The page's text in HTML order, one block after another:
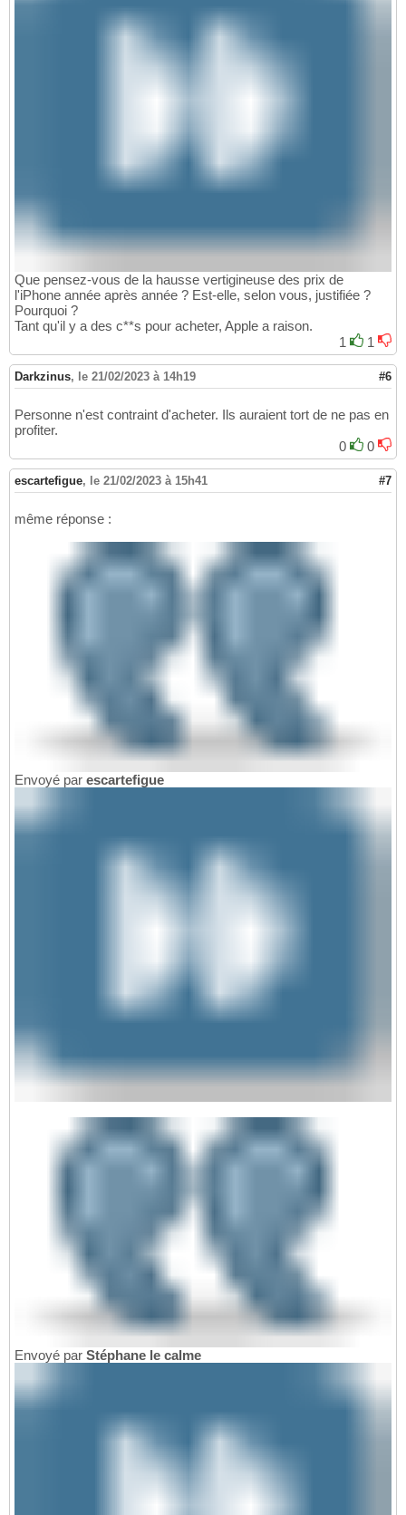
Que pensez-vous de la hausse vertigineuse des prix de
l'iPhone année après année ? Est-elle, selon vous, justifiée ?
Pourquoi ?
Tant qu'il y a des c**s pour acheter, Apple a raison.
1
1
Darkzinus, le 21/02/2023 à 14h19 #6
Personne n'est contraint d'acheter. Ils auraient tort de ne pas en
profiter.
0
0
escartefigue, le 21/02/2023 à 15h41 #7
même réponse :
Envoyé par escartefigue
Envoyé par Stéphane le calme